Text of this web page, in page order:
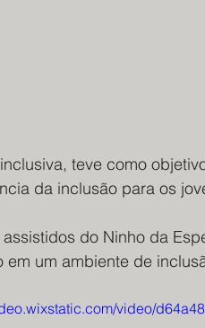
teve como
da inclusão para os
assistidos do Ninho da
em um ambiente de
video/